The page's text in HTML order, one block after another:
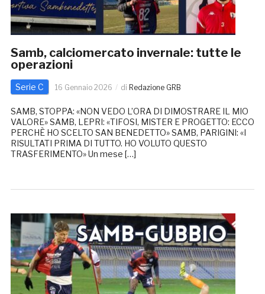
Samb, calciomercato invernale: tutte le
operazioni
Serie C 16 Gennaio 2026 di Redazione GRB
SAMB, STOPPA: «NON VEDO L’ORA DI DIMOSTRARE IL MIO
VALORE» SAMB, LEPRI: «TIFOSI, MISTER E PROGETTO: ECCO
PERCHÈ HO SCELTO SAN BENEDETTO» SAMB, PARIGINI: «I
RISULTATI PRIMA DI TUTTO. HO VOLUTO QUESTO
TRASFERIMENTO» Un mese […]